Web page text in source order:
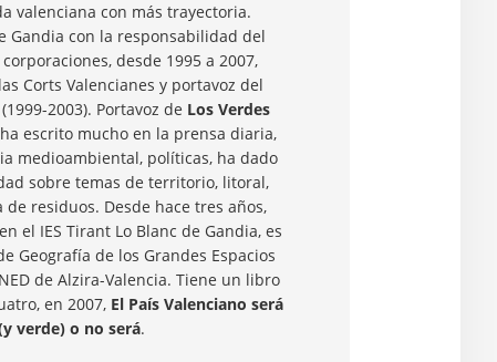
valenciana con más trayectoria.
Gandia con la responsabilidad del
desde 1995 a 2007,
Corts Valencianes y portavoz del
2003). Portavoz de Los Verdes
escrito mucho en la prensa diaria,
medioambiental, políticas, ha dado
sobre temas de territorio, litoral,
residuos. Desde hace tres años,
el IES Tirant Lo Blanc de Gandia, es
Geografía de los Grandes Espacios
de Alzira-Valencia. Tiene un libro
en 2007, El País Valenciano será
verde) o no será.